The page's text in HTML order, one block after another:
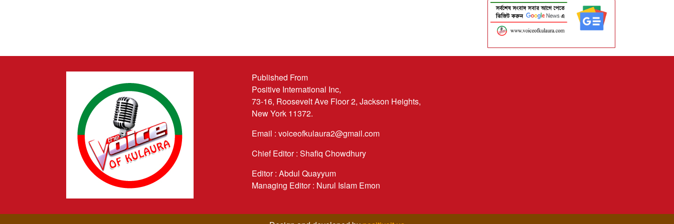
Published From
Positive International Inc,
73-16, Roosevelt Ave Floor 2, Jackson Heights,
New York 11372.
Email : voiceofkulaura2@gmail.com
Chief Editor : Shafiq Chowdhury
Editor : Abdul Quayyum
Managing Editor : Nurul Islam Emon